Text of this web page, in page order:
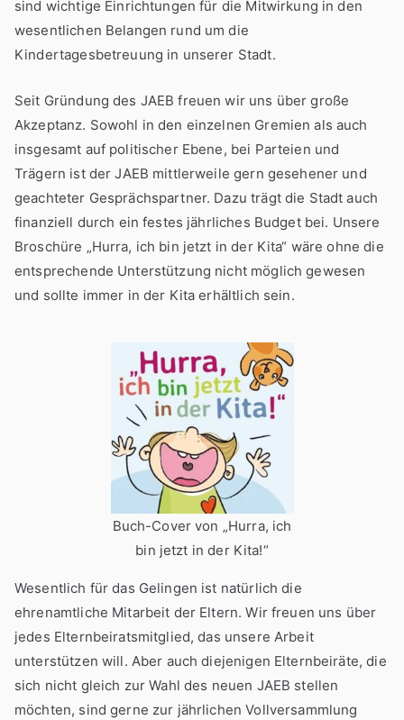
sind wichtige Einrichtungen für die Mitwirkung in den
wesentlichen Belangen rund um die
Kindertagesbetreuung in unserer Stadt.
Seit Gründung des JAEB freuen wir uns über große
Akzeptanz. Sowohl in den einzelnen Gremien als auch
insgesamt auf politischer Ebene, bei Parteien und
Trägern ist der JAEB mittlerweile gern gesehener und
geachteter Gesprächspartner. Dazu trägt die Stadt auch
finanziell durch ein festes jährliches Budget bei. Unsere
Broschüre „Hurra, ich bin jetzt in der Kita“ wäre ohne die
entsprechende Unterstützung nicht möglich gewesen
und sollte immer in der Kita erhältlich sein.
Buch-Cover von „Hurra, ich
bin jetzt in der Kita!“
Wesentlich für das Gelingen ist natürlich die
ehrenamtliche Mitarbeit der Eltern. Wir freuen uns über
jedes Elternbeiratsmitglied, das unsere Arbeit
unterstützen will. Aber auch diejenigen Elternbeiräte, die
sich nicht gleich zur Wahl des neuen JAEB stellen
möchten, sind gerne zur jährlichen Vollversammlung